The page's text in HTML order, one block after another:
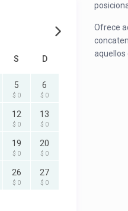
S D
5
$ 0
6
$ 0
12
$ 0
13
$ 0
19
$ 0
20
$ 0
26
$ 0
27
$ 0
Ofrece
aquellos